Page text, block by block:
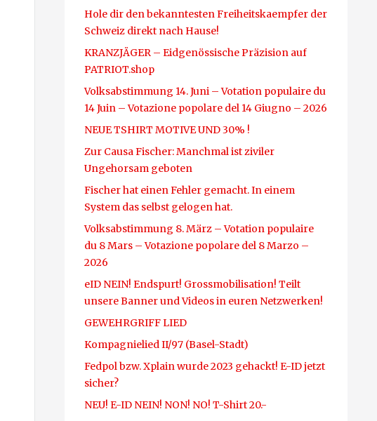
Hole dir den bekanntesten Freiheitskaempfer der
Schweiz direkt nach Hause!
KRANZJÄGER – Eidgenössische Präzision auf
PATRIOT.shop
Volksabstimmung 14. Juni – Votation populaire du
14 Juin – Votazione popolare del 14 Giugno – 2026
NEUE TSHIRT MOTIVE UND 30% !
Zur Causa Fischer: Manchmal ist ziviler
Ungehorsam geboten
Fischer hat einen Fehler gemacht. In einem
System das selbst gelogen hat.
Volksabstimmung 8. März – Votation populaire
du 8 Mars – Votazione popolare del 8 Marzo –
2026
eID NEIN! Endspurt! Grossmobilisation! Teilt
unsere Banner und Videos in euren Netzwerken!
GEWEHRGRIFF LIED
Kompagnielied II/97 (Basel-Stadt)
Fedpol bzw. Xplain wurde 2023 gehackt! E-ID jetzt
sicher?
NEU! E-ID NEIN! NON! NO! T-Shirt 20.-